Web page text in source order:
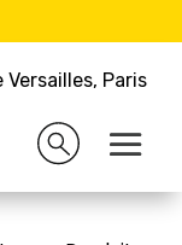
Versailles, Paris
Versailles, Paris